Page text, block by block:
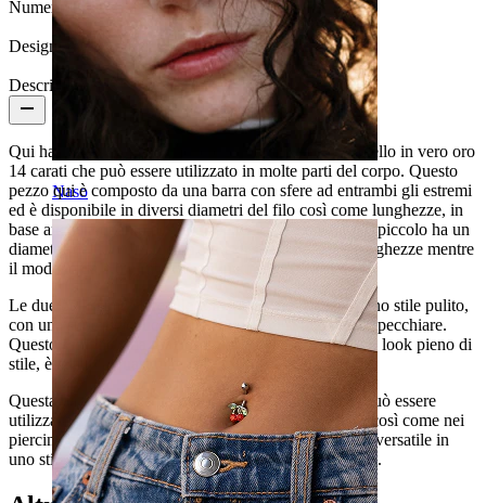
Naso
Numero di pezzi:
Design: Semplice
Descrizione
Qui hai la possibilità di mettere le tue mani su un gioiello in vero oro
14 carati che può essere utilizzato in molte parti del corpo. Questo
pezzo qui è composto da una barra con sfere ad entrambi gli estremi
ed è disponibile in diversi diametri del filo così come lunghezze, in
base anche a quanto desideri spendere. Il modello più piccolo ha un
diametro del filo di 1,2 mm. ed è disponibile in tre lunghezze mentre
il modello da 1,6 mm arriva in quattro lunghezze.
Le due bellissime sfere alle estremità sono dotato di uno stile pulito,
con una superficie lucente nella quale ci si può quasi specchiare.
Questo semplice ma grazioso gioiello d'oro, con il suo look pieno di
stile, è adatto a quasi tutte le occasioni.
Questa barra classica nel suo design intramontabile, può essere
utilizzata, per esempio, in un
piercing al sopracciglio così come nei
piercing ai capezzoli e al petto. È davvero un gioiello versatile in
uno stile semplice che può essere utilizzato da ognuno.